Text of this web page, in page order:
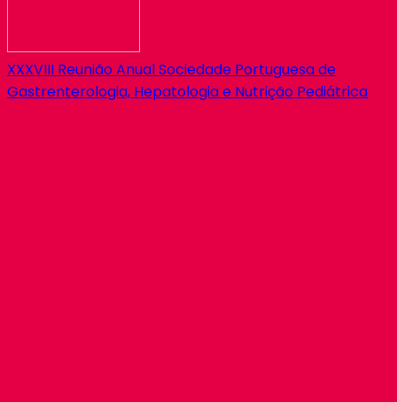
XXXVIII Reunião Anual Sociedade Portuguesa de
Gastrenterologia, Hepatologia e Nutrição Pediátrica